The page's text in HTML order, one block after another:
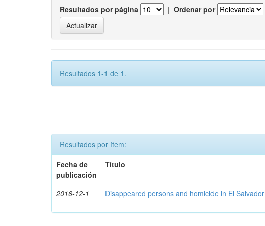
Resultados por página | Ordenar por
Resultados 1-1 de 1.
Resultados por ítem:
Fecha de
publicación
Título
2016-12-1 Disappeared persons and homicide in El Salvador